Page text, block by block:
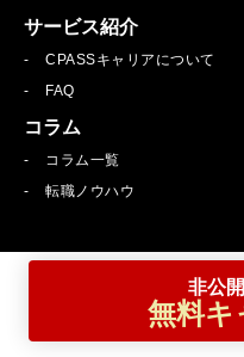
非公
無料キ
サービス紹介
CPASSキャリアについて
FAQ
コラム
コラム一覧
転職ノウハウ
グループサービス